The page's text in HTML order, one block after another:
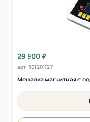
29 900 ₽
арт. 501201727
Мешалка магнитная с